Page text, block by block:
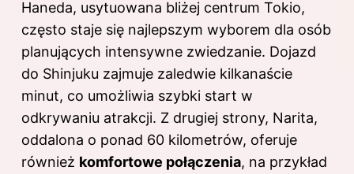
Haneda, usytuowana bliżej centrum Tokio,
często staje się najlepszym wyborem dla osób
planujących intensywne zwiedzanie. Dojazd
do Shinjuku zajmuje zaledwie kilkanaście
minut, co umożliwia szybki start w
odkrywaniu atrakcji. Z drugiej strony, Narita,
oddalona o ponad 60 kilometrów, oferuje
również komfortowe połączenia, na przykład